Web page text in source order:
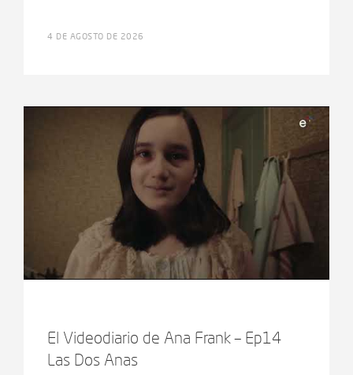
4 DE AGOSTO DE 2026
El Videodiario de Ana Frank – Ep14
Las Dos Anas